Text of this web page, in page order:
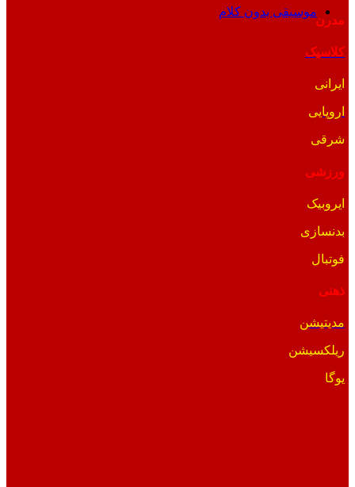
موسیقی بدون کلام
مدرن
کلاسیک
ایرانی
اروپایی
شرقی
ورزشی
ایروبیک
بدنسازی
فوتبال
ذهنی
مدیتیشن
ریلکسیشن
یوگا